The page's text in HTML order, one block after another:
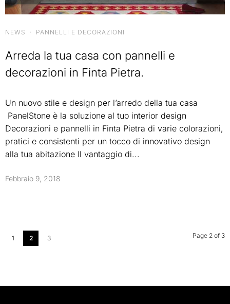
NEWS · PANNELLI E DECORAZIONI
Arreda la tua casa con pannelli e
decorazioni in Finta Pietra.
Un nuovo stile e design per l’arredo della tua casa
PanelStone è la soluzione al tuo interior design
Decorazioni e pannelli in Finta Pietra di varie colorazioni,
pratici e consistenti per un tocco di innovativo design
alla tua abitazione Il vantaggio di...
Febbraio 9, 2018
1 2 3 Page 2 of 3